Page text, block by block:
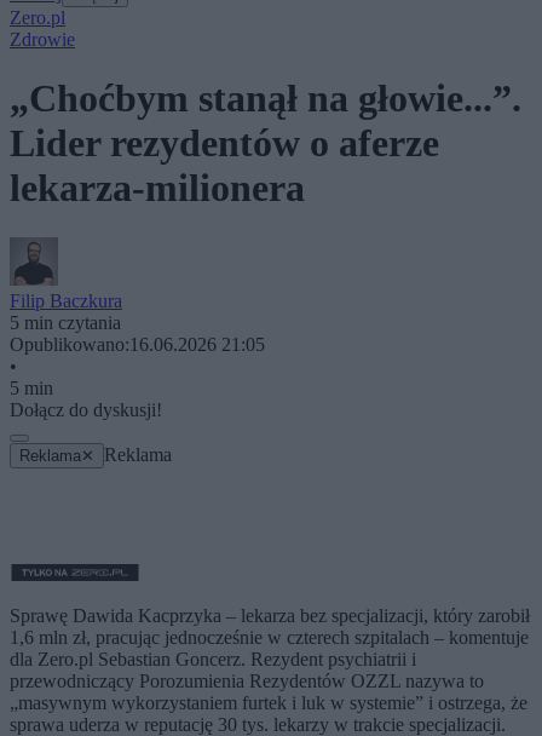
Zero.pl
Zdrowie
„Choćbym stanął na głowie...”.
Lider rezydentów o aferze
lekarza-milionera
Filip Baczkura
5 min czytania
Opublikowano:16.06.2026 21:05
•
5 min
Dołącz do dyskusji!
Reklama ✕ Reklama
Sprawę Dawida Kacprzyka – lekarza bez specjalizacji, który zarobił
1,6 mln zł, pracując jednocześnie w czterech szpitalach – komentuje
dla Zero.pl Sebastian Goncerz. Rezydent psychiatrii i
przewodniczący Porozumienia Rezydentów OZZL nazywa to
„masywnym wykorzystaniem furtek i luk w systemie” i ostrzega, że
sprawa uderza w reputację 30 tys. lekarzy w trakcie specjalizacji.